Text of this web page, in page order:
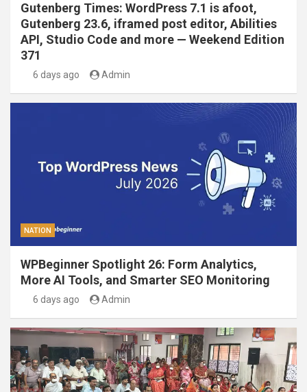
Gutenberg Times: WordPress 7.1 is afoot,
Gutenberg 23.6, iframed post editor, Abilities
API, Studio Code and more — Weekend Edition
371
6 days ago Admin
NATION
WPBeginner Spotlight 26: Form Analytics,
More AI Tools, and Smarter SEO Monitoring
6 days ago Admin